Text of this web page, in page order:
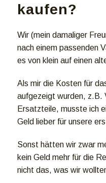
kaufen?
Wir (mein damaliger
nach einem passenden
es von klein auf einen
Als mir die Kosten für
aufgezeigt wurden, z.B.
Ersatzteile, musste ich
Geld lieber für unsere
Sonst hätten wir zwar
kein Geld mehr für die
nicht das, was wir